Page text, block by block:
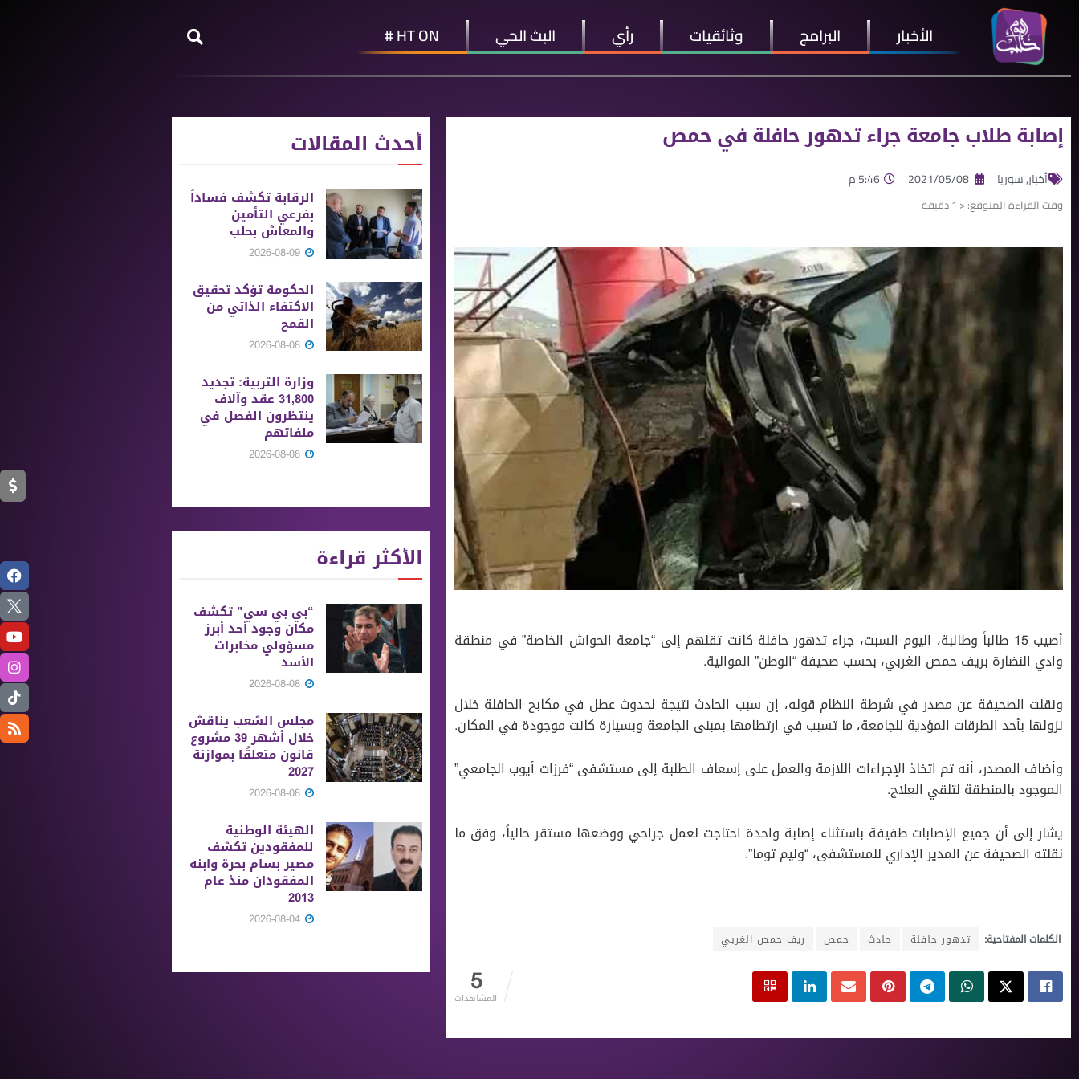
الأخبار البرامج وثائقيات رأي البث الحي HT ON #
إصابة طلاب جامعة جراء تدهور حافلة في حمص
أخبار,سوريا 2021/05/08 5:46 م
وقت القراءة المتوقع:< 1 دقيقة
أصيب 15 طالباً وطالبة، اليوم السبت، جراء تدهور حافلة كانت تقلهم إلى “جامعة الحواش الخاصة” في منطقة
وادي النضارة بريف حمص الغربي، بحسب صحيفة “الوطن” الموالية.
ونقلت الصحيفة عن مصدر في شرطة النظام قوله، إن سبب الحادث نتيجة لحدوث عطل في مكابح الحافلة خلال
نزولها بأحد الطرقات المؤدية للجامعة، ما تسبب في ارتطامها بمبنى الجامعة وبسيارة كانت موجودة في المكان.
وأضاف المصدر، أنه تم اتخاذ الإجراءات اللازمة والعمل على إسعاف الطلبة إلى مستشفى “فرزات أيوب الجامعي”
الموجود بالمنطقة لتلقي العلاج.
يشار إلى أن جميع الإصابات طفيفة باستثناء إصابة واحدة احتاجت لعمل جراحي ووضعها مستقر حالياً، وفق ما
نقلته الصحيفة عن المدير الإداري للمستشفى، “وليم توما”.
الكلمات المفتاحية: تدهور حافلة حادث حمص ريف حمص الغربي
5
المشاهدات
أحدث المقالات
الرقابة تكشف فساداً
بفرعي التأمين
والمعاش بحلب
الحكومة تؤكد تحقيق
الاكتفاء الذاتي من
القمح
وزارة التربية: تجديد
31,800 عقد وآلاف
ينتظرون الفصل في
ملفاتهم
الأكثر قراءة
“بي بي سي” تكشف
مكان وجود أحد أبرز
مسؤولي مخابرات
الأسد
مجلس الشعب يناقش
خلال أشهر 39 مشروع
قانون متعلقًا بموازنة
2027
الهيئة الوطنية
للمفقودين تكشف
مصير بسام بحرة وابنه
المفقودان منذ عام
2013